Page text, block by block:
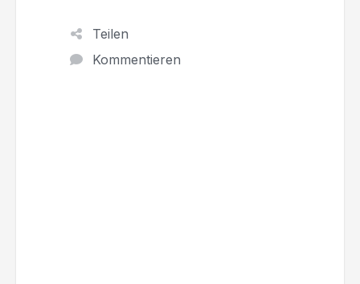
Teilen
Kommentieren